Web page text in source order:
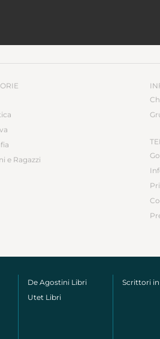
e Ragazzi
De Agostini Libri
Utet Libri
Scrittori in